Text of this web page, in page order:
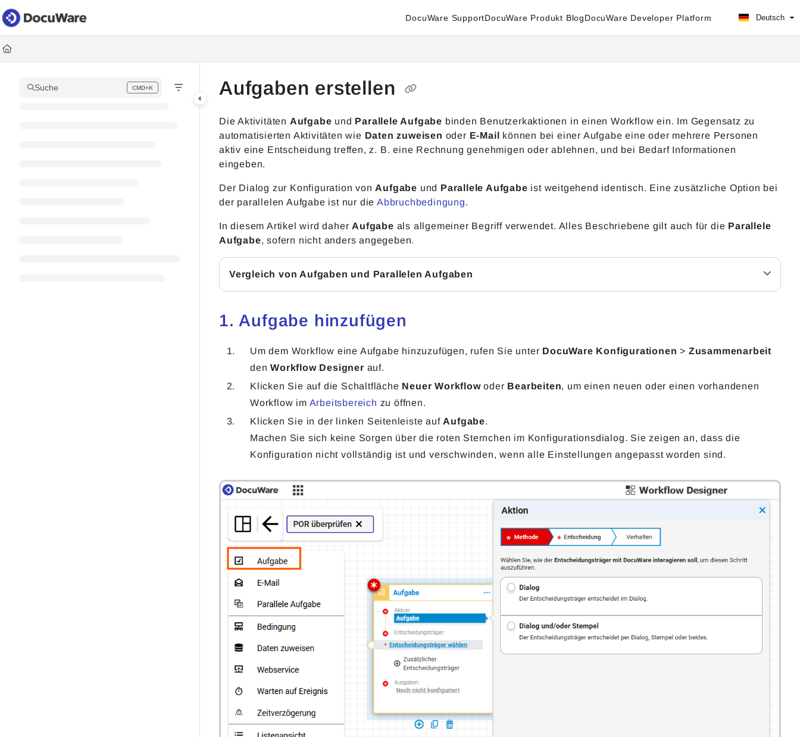
Documentation Index
Fetch the complete documentation index at:
Use this file to discover all available pages before exploring further.
DocuWare SupportDocuWare Produkt BlogDocuWare Developer Platform Deutsch
Suche CMD+K
Press CMD+K to open search Aufgaben erstellen
Die Aktivitäten Aufgabe und Parallele Aufgabe binden Benutzerkaktionen in einen Workflow ein. Im Gegensatz zu
automatisierten Aktivitäten wie Daten zuweisen oder E-Mail können bei einer Aufgabe eine oder mehrere Personen
aktiv eine Entscheidung treffen, z. B. eine Rechnung genehmigen oder ablehnen, und bei Bedarf Informationen
eingeben.
Der Dialog zur Konfiguration von Aufgabe und Parallele Aufgabe ist weitgehend identisch. Eine zusätzliche Option bei
der parallelen Aufgabe ist nur dieAbbruchbedingung.
In diesem Artikel wird daher Aufgabe als allgemeiner Begriff verwendet. Alles Beschriebene gilt auch für die Parallele
Aufgabe, sofern nicht anders angegeben.
Vergleich von Aufgaben und Parallelen Aufgaben
1. Aufgabe hinzufügen
Um dem Workflow eine Aufgabe hinzuzufügen, rufen Sie unter DocuWare Konfigurationen > Zusammenarbeit
denWorkflow Designer auf.
Klicken Sie auf die Schaltfläche Neuer Workflowoder Bearbeiten, um einen neuen oder einen vorhandenen
Workflow im Arbeitsbereich zu öffnen.
Klicken Sie in der linken Seitenleiste auf Aufgabe.
Machen Sie sich keine Sorgen über die roten Sternchen im Konfigurationsdialog. Sie zeigen an, dass die
Konfiguration nicht vollständig ist und verschwinden, wenn alle Einstellungen angepasst worden sind.